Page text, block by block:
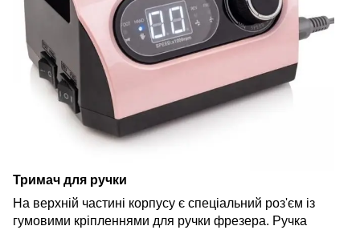
Тримач для ручки
На верхній частині корпусу є спеціальний роз'єм із
гумовими кріпленнями для ручки фрезера. Ручка